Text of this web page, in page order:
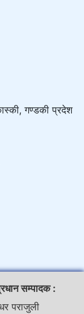
गण्डकी प्रदेश
सम्पादक :
पराजुली